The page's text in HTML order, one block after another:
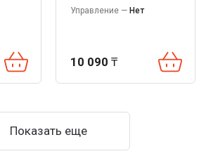
Управление — Нет
10 090 ₸
Показать еще